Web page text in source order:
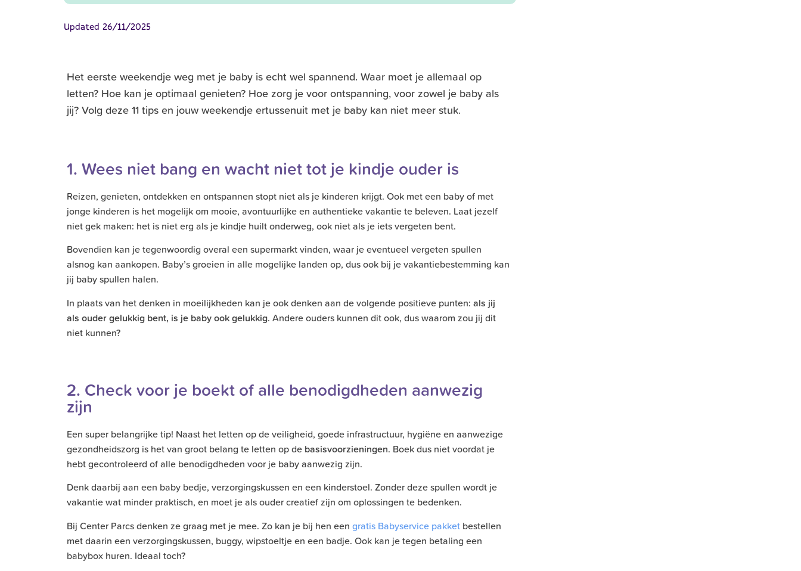
Updated 26/11/2025
Het eerste weekendje weg met je baby is echt wel spannend. Waar moet je allemaal op
letten? Hoe kan je optimaal genieten? Hoe zorg je voor ontspanning, voor zowel je baby als
jij? Volg deze 11 tips en jouw weekendje ertussenuit met je baby kan niet meer stuk.
1. Wees niet bang en wacht niet tot je kindje ouder is
Reizen, genieten, ontdekken en ontspannen stopt niet als je kinderen krijgt. Ook met een baby of met
jonge kinderen is het mogelijk om mooie, avontuurlijke en authentieke vakantie te beleven. Laat jezelf
niet gek maken: het is niet erg als je kindje huilt onderweg, ook niet als je iets vergeten bent.
Bovendien kan je tegenwoordig overal een supermarkt vinden, waar je eventueel vergeten spullen
alsnog kan aankopen. Baby’s groeien in alle mogelijke landen op, dus ook bij je vakantiebestemming kan
jij baby spullen halen.
In plaats van het denken in moeilijkheden kan je ook denken aan de volgende positieve punten: als jij
als ouder gelukkig bent, is je baby ook gelukkig. Andere ouders kunnen dit ook, dus waarom zou jij dit
niet kunnen?
2. Check voor je boekt of alle benodigdheden aanwezig
zijn
Een super belangrijke tip! Naast het letten op de veiligheid, goede infrastructuur, hygiëne en aanwezige
gezondheidszorg is het van groot belang te letten op de basisvoorzieningen. Boek dus niet voordat je
hebt gecontroleerd of alle benodigdheden voor je baby aanwezig zijn.
Denk daarbij aan een baby bedje, verzorgingskussen en een kinderstoel. Zonder deze spullen wordt je
vakantie wat minder praktisch, en moet je als ouder creatief zijn om oplossingen te bedenken.
Bij Center Parcs denken ze graag met je mee. Zo kan je bij hen een gratis Babyservice pakket bestellen
met daarin een verzorgingskussen, buggy, wipstoeltje en een badje. Ook kan je tegen betaling een
babybox huren. Ideaal toch?